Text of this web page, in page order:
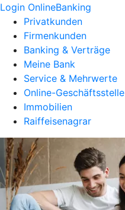
Login OnlineBanking
Privatkunden
Firmenkunden
Banking & Verträge
Meine Bank
Service & Mehrwerte
Online-Geschäftsstelle
Immobilien
Raiffeisenagrar